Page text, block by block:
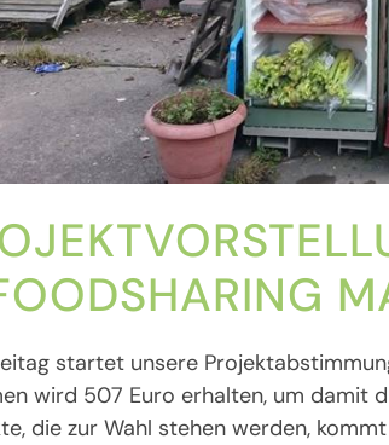
startet unsere
wird 507 Euro erhalten, um damit
die zur Wahl stehen werden,